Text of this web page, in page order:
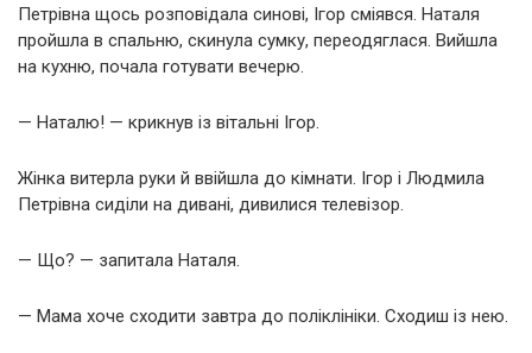
Петрівна щось розповідала синові, Ігор сміявся. Наталя
пройшла в спальню, скинула сумку, переодяглася. Вийшла
на кухню, почала готувати вечерю.
— Наталю! — крикнув із вітальні Ігор.
Жінка витерла руки й ввійшла до кімнати. Ігор і Людмила
Петрівна сиділи на дивані, дивилися телевізор.
— Що? — запитала Наталя.
— Мама хоче сходити завтра до поліклініки. Сходиш із нею.